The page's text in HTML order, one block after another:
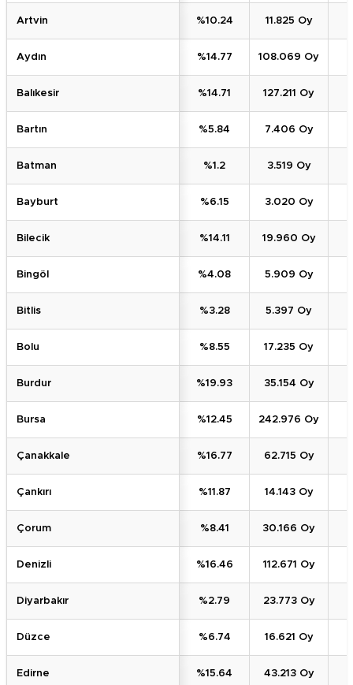
Artvin %10.24 11.825 Oy
Aydın %14.77 108.069 Oy
Balıkesir %14.71 127.211 Oy
Bartın %5.84 7.406 Oy
Batman %1.2 3.519 Oy
Bayburt %6.15 3.020 Oy
Bilecik %14.11 19.960 Oy
Bingöl %4.08 5.909 Oy
Bitlis %3.28 5.397 Oy
Bolu %8.55 17.235 Oy
Burdur %19.93 35.154 Oy
Bursa %12.45 242.976 Oy
Çanakkale %16.77 62.715 Oy
Çankırı %11.87 14.143 Oy
Çorum %8.41 30.166 Oy
Denizli %16.46 112.671 Oy
Diyarbakır %2.79 23.773 Oy
Düzce %6.74 16.621 Oy
Edirne %15.64 43.213 Oy